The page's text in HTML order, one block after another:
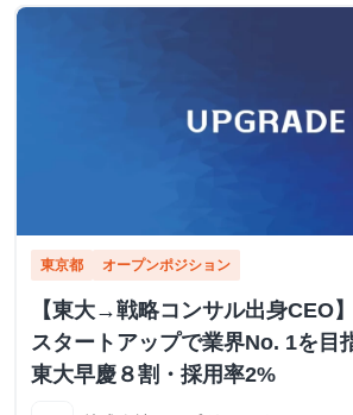
東京都 オープンポジション
【東大→戦略コンサル出身CEO
スタートアップで業界No. 1を目
東大早慶８割・採用率2%